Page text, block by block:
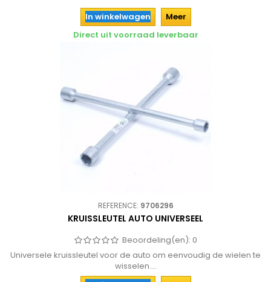
In winkelwagen
Meer
Direct uit voorraad leverbaar
REFERENCE: 9706296
KRUISSLEUTEL AUTO UNIVERSEEL
Beoordeling(en): 0
Universele kruissleutel voor de auto om eenvoudig de wielen te
wisselen....